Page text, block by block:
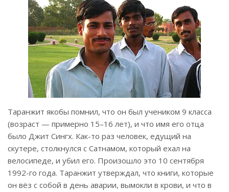
Таранжит якобы помнил, что он был учеником 9 класса
(возраст — примерно 15–16 лет), и что имя его отца
было Джит Сингх. Как-то раз человек, едущий на
скутере, столкнулся с Сатнамом, который ехал на
велосипеде, и убил его. Произошло это 10 сентября
1992-го года. Таранжит утверждал, что книги, которые
он вёз с собой в день аварии, вымокли в крови, и что в